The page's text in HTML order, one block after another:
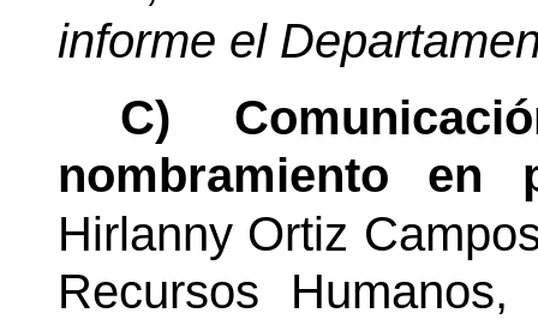
informe el
C)
nombramiento en
Hirlanny Ortiz
Recursos